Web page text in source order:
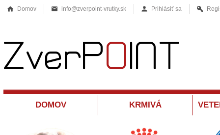
Domov info@zverpoint-vrutky.sk Prihlásiť sa
DOMOV KRMIVÁ